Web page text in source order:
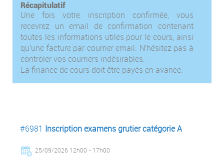
Récapitulatif
Une fois votre inscription confirmée, vous
recevrez un email de confirmation contenant
toutes les informations utiles pour le cours, ainsi
qu'une facture par courrier email. N'hésitez pas à
controler vos courriers indésirables.
La finance de cours doit être payés en avance.
#6981 Inscription examens grutier catégorie A
25/09/2026 12h00 - 17h00